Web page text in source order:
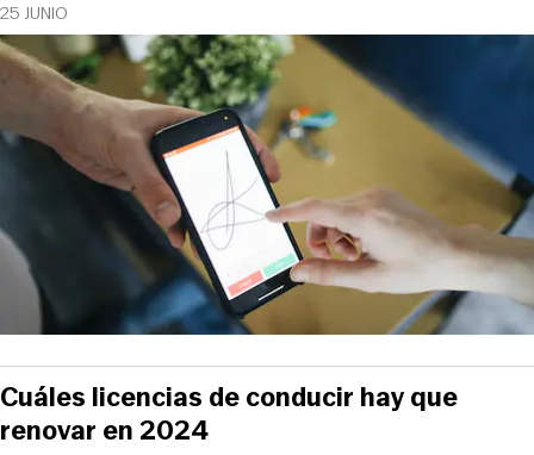
25 JUNIO
Cuáles licencias de conducir hay que
renovar en 2024